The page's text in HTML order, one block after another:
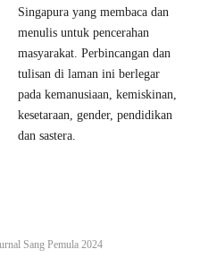
Singapura yang membaca dan
menulis untuk pencerahan
masyarakat. Perbincangan dan
tulisan di laman ini berlegar
pada kemanusiaan, kemiskinan,
kesetaraan, gender, pendidikan
dan sastera.
Sang Pemula 2024